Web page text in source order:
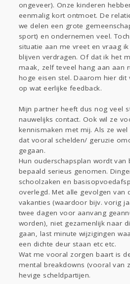
ongeveer). Onze kinderen
eenmalig kort ontmoet. De
we delen een grote
sport) en ondernemen veel.
situatie aan me vreet en vraag
blijven verdragen. Of dat ik het
maak, zelf teveel hang aan aan
hoge eisen stel. Daarom hier dit
op wat eerlijke feedback.
Mijn partner heeft dus nog veel
nauwelijks contact. Ook wil ze
kennismaken met mij. Als ze
dat vooral schelden/ geruzie
gegaan.
Hun ouderschapsplan wordt van
bepaald serieus genomen.
schoolzaken en
overlegd. Met alle gevolgen van
vakanties (waardoor bijv. vorig
twee dagen voor aanvang
worden), niet gezamenlijk naar
gaan, last minute wijzigingen
een dichte deur staan etc etc.
Wat me vooral zorgen baart is
mental breakdowns (vooral van
hevige scheldpartijen.